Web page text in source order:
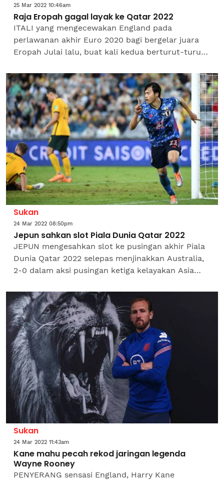
25 Mar 2022 10:46am
Raja Eropah gagal layak ke Qatar 2022
ITALI yang mengecewakan England pada
perlawanan akhir Euro 2020 bagi bergelar juara
Eropah Julai lalu, buat kali kedua berturut-turut
Jaringan minit...
Sukan
24 Mar 2022 08:50pm
Jepun sahkan slot Piala Dunia Qatar 2022
JEPUN mengesahkan slot ke pusingan akhir Piala
Dunia Qatar 2022 selepas menjinakkan Australia,
2-0 dalam aksi pusingan ketiga kelayakan Asia
dipacu dua...
Sukan
24 Mar 2022 11:43am
Kane mahu pecah rekod jaringan legenda
Wayne Rooney
PENYERANG sensasi England, Harry Kane